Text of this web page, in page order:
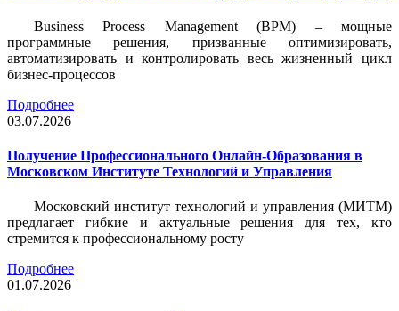
Business Process Management (BPM) – мощные
программные решения, призванные оптимизировать,
автоматизировать и контролировать весь жизненный цикл
бизнес-процессов
Подробнее
03.07.2026
Получение Профессионального Онлайн-Образования в
Московском Институте Технологий и Управления
Московский институт технологий и управления (МИТМ)
предлагает гибкие и актуальные решения для тех, кто
стремится к профессиональному росту
Подробнее
01.07.2026